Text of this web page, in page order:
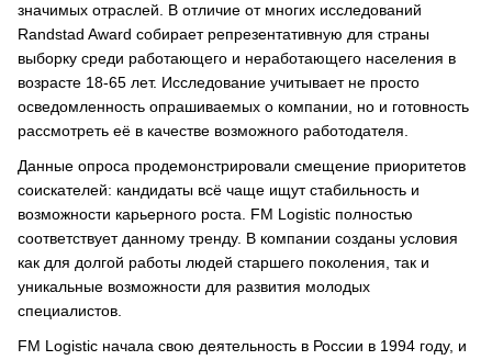
значимых отраслей. В отличие от многих исследований
Randstad Award собирает репрезентативную для страны
выборку среди работающего и неработающего населения в
возрасте 18-65 лет. Исследование учитывает не просто
осведомленность опрашиваемых о компании, но и готовность
рассмотреть её в качестве возможного работодателя.
Данные опроса продемонстрировали смещение приоритетов
соискателей: кандидаты всё чаще ищут стабильность и
возможности карьерного роста. FM Logistic полностью
соответствует данному тренду. В компании созданы условия
как для долгой работы людей старшего поколения, так и
уникальные возможности для развития молодых
специалистов.
FM Logistic начала свою деятельность в России в 1994 году, и